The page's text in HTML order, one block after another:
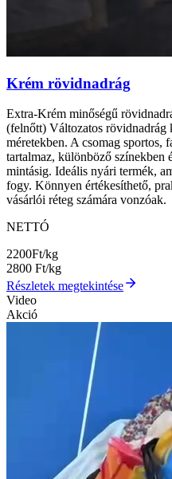
Krém rövidnadrág
Extra-Krém minőségű
(felnőtt) Változatos rövidnadrág
méretekben. A csomag sportos,
tartalmaz, különböző színekben
mintásig. Ideális nyári termék,
fogy. Könnyen értékesíthető,
vásárlói réteg számára vonzóak.
NETTÓ
2200Ft/kg
2800 Ft/kg
Részletek megtekintése
Video
Akció